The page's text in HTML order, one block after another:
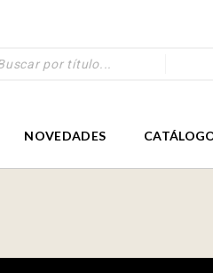
NOVEDADES